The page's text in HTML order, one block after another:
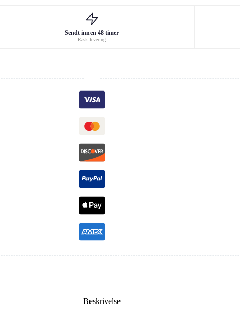
Sendt innen 48 timer
Rask levering
Beskrivelse